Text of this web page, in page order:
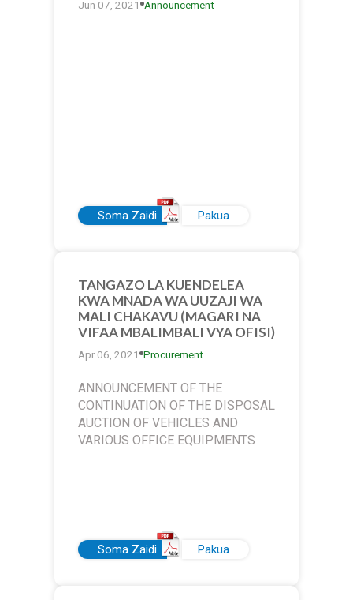
Jun 07, 2021 Announcement
Soma Zaidi Pakua
TANGAZO LA KUENDELEA
KWA MNADA WA UUZAJI WA
MALI CHAKAVU (MAGARI NA
VIFAA MBALIMBALI VYA OFISI)
Apr 06, 2021 Procurement
ANNOUNCEMENT OF THE
CONTINUATION OF THE DISPOSAL
AUCTION OF VEHICLES AND
VARIOUS OFFICE EQUIPMENTS
Soma Zaidi Pakua